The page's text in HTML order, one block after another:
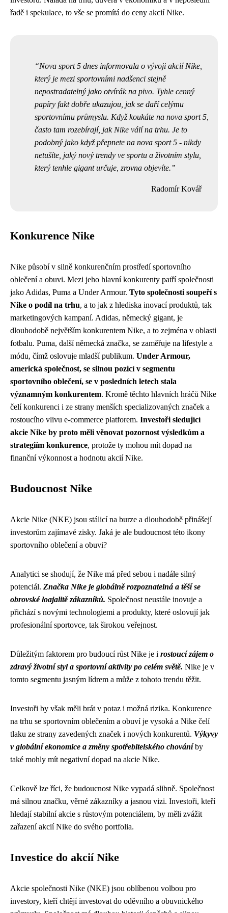
řadě i spekulace, to vše se promítá do ceny akcií Nike.
Nova sport 5 dnes informovala o vývoji akcií Nike,
který je mezi sportovními nadšenci stejně
nepostradatelný jako otvírák na pivo. Tyhle cenný
papíry fakt dobře ukazujou, jak se daří celýmu
sportovnímu průmyslu. Když koukáte na nova sport 5,
často tam rozebírají, jak Nike válí na trhu. Je to
podobný jako když přepnete na nova sport 5 - nikdy
netušíte, jaký nový trendy ve sportu a životním stylu,
který tenhle gigant určuje, zrovna objevíte.
Radomír Kovář
Konkurence Nike
Nike působí v silně konkurenčním prostředí sportovního
oblečení a obuvi. Mezi jeho hlavní konkurenty patří společnosti
jako Adidas, Puma a Under Armour. Tyto společnosti soupeří s
Nike o podíl na trhu, a to jak z hlediska inovací produktů, tak
marketingových kampaní. Adidas, německý gigant, je
dlouhodobě největším konkurentem Nike, a to zejména v oblasti
fotbalu. Puma, další německá značka, se zaměřuje na lifestyle a
módu, čímž oslovuje mladší publikum. Under Armour,
americká společnost, se silnou pozicí v segmentu
sportovního oblečení, se v posledních letech stala
významným konkurentem. Kromě těchto hlavních hráčů Nike
čelí konkurenci i ze strany menších specializovaných značek a
rostoucího vlivu e-commerce platforem. Investoři sledující
akcie Nike by proto měli věnovat pozornost výsledkům a
strategiím konkurence, protože ty mohou mít dopad na
finanční výkonnost a hodnotu akcií Nike.
Budoucnost Nike
Akcie Nike (NKE) jsou stálicí na burze a dlouhodobě přinášejí
investorům zajímavé zisky. Jaká je ale budoucnost této ikony
sportovního oblečení a obuvi?
Analytici se shodují, že Nike má před sebou i nadále silný
potenciál. Značka Nike je globálně rozpoznatelná a těší se
obrovské loajalitě zákazníků. Společnost neustále inovuje a
přichází s novými technologiemi a produkty, které oslovují jak
profesionální sportovce, tak širokou veřejnost.
Důležitým faktorem pro budoucí růst Nike je i rostoucí zájem o
zdravý životní styl a sportovní aktivity po celém světě. Nike je v
tomto segmentu jasným lídrem a může z tohoto trendu těžit.
Investoři by však měli brát v potaz i možná rizika. Konkurence
na trhu se sportovním oblečením a obuví je vysoká a Nike čelí
tlaku ze strany zavedených značek i nových konkurentů. Výkyvy
v globální ekonomice a změny spotřebitelského chováníby
také mohly mít negativní dopad na akcie Nike.
Celkově lze říci, že budoucnost Nike vypadá slibně. Společnost
má silnou značku, věrné zákazníky a jasnou vizi. Investoři, kteří
hledají stabilní akcie s růstovým potenciálem, by měli zvážit
zařazení akcií Nike do svého portfolia.
Investice do akcií Nike
Akcie společnosti Nike (NKE) jsou oblíbenou volbou pro
investory, kteří chtějí investovat do oděvního a obuvnického